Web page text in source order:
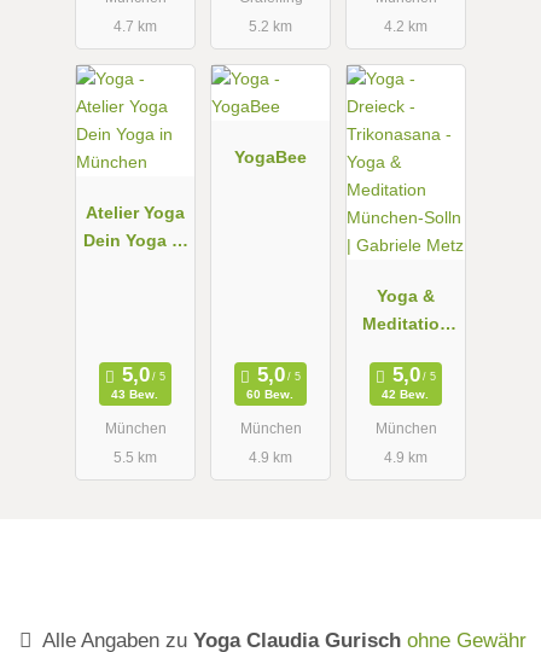
4.7 km
5.2 km
4.2 km
Atelier Yoga
Dein Yoga in
43 Bew.
München
5.5 km
YogaBee
60 Bew.
München
4.9 km
Yoga &
Meditation
Solln |
Gabriele
Metz
42 Bew.
München
4.9 km
Alle Angaben zuYoga Claudia Gurisch ohne Gewähr